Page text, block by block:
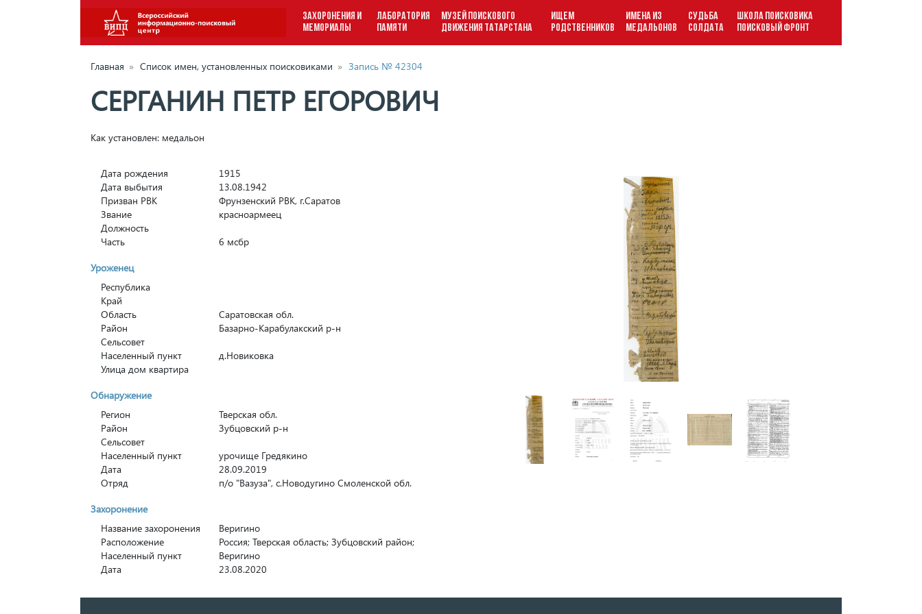
ЗАХОРОНЕНИЯ И
МЕМОРИАЛЫ
ЛАБОРАТОРИЯ
ПАМЯТИ
МУЗЕЙ ПОИСКОВОГО
ДВИЖЕНИЯ ТАТАРСТАНА
ИЩЕМ
РОДСТВЕННИКОВ
ИМЕНА ИЗ
МЕДАЛЬОНОВ
СУДЬБА
СОЛДАТА
ШКОЛА ПОИСКОВИКА
ПОИСКОВЫЙ ФРОНТ
Главная » Список имен, установленных поисковиками » Запись № 42304
СЕРГАНИН ПЕТР ЕГОРОВИЧ
Как установлен: медальон
Дата рождения
1915
Дата выбытия
13.08.1942
Призван РВК
Фрунзенский РВК, г.Саратов
Звание
красноармеец
Должность
Часть
6 мсбр
Уроженец
Республика
Край
Область
Саратовская обл.
Район
Базарно-Карабулакский р-н
Сельсовет
Населенный пункт
д.Новиковка
Улица дом квартира
Обнаружение
Регион
Тверская обл.
Район
Зубцовский р-н
Сельсовет
Населенный пункт
урочище Гредякино
Дата
28.09.2019
Отряд
п/о "Вазуза", с.Новодугино Смоленской обл.
Захоронение
Название захоронения
Веригино
Расположение
Россия; Тверская область; Зубцовский район;
Населенный пункт
Веригино
Дата
23.08.2020